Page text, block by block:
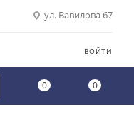
ул. Вавилова 67
ВОЙТИ
0 0